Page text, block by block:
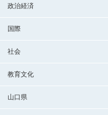
政治経済
国際
社会
教育文化
山口県